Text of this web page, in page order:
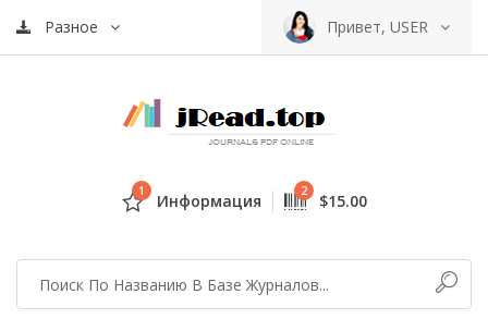
Разное Привет, USER
1 Информация 2 $15.00